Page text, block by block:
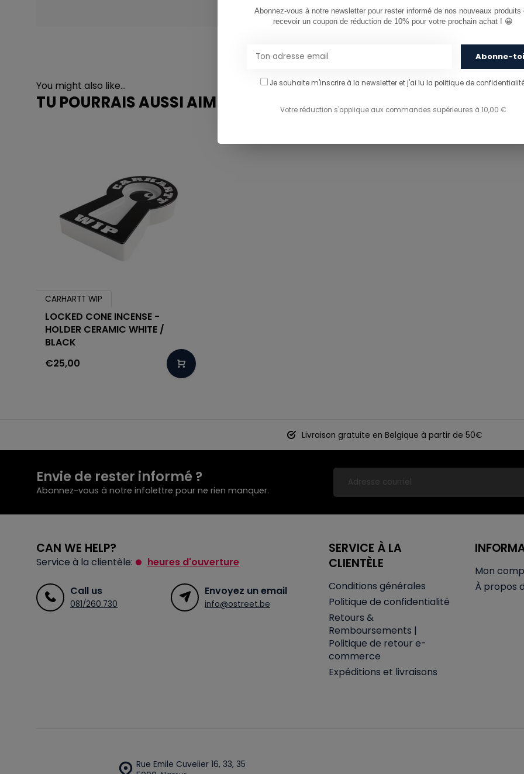
You might also like...
TU POURRAIS AUSSI AIMER...
CARHARTT WIP
LOCKED CONE INCENSE -
HOLDER CERAMIC WHITE /
BLACK
€25,00
Livraison gratuite en Belgique à partir de 50€
Envie de rester informé ?
Abonnez-vous à notre infolettre pour ne rien manquer.
CAN WE HELP?
Service à la clientèle: heures d'ouverture
Call us
081/260.730
Envoyez un email
info@ostreet.be
SERVICE À LA
CLIENTÈLE
Conditions générales
Politique de confidentialité
Retours &
Remboursements |
Politique de retour e-
commerce
Expéditions et livraisons
Mon
À propos
Rue Emile Cuvelier 16, 33, 35
Abonnez-vous à notre newsletter pour rester informé de nos nouveaux produits
recevoir un coupon de réduction de 10% pour votre prochain achat ! 😀
Abonne-toi
Je souhaite m'inscrire à la newsletter et j'ai lu la politique de
Votre réduction s'applique aux commandes supérieures à 10,00 €